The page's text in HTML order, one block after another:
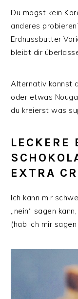
Du magst kein
anderes
Erdnussbutter
bleibt dir
Alternativ kannst
oder etwas
du kreierst was
LECKERE
EXTRA
Ich kann mir
„nein“ sagen
(hab ich mir